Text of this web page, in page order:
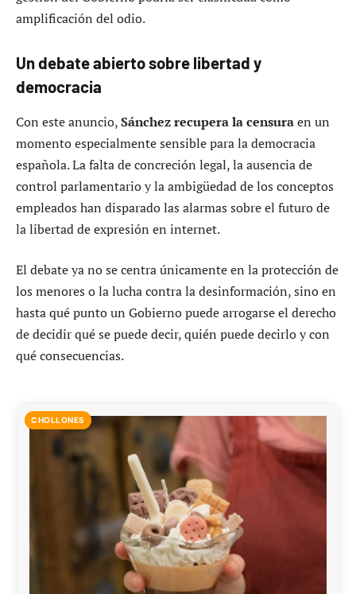
amplificación del odio.
Un debate abierto sobre libertad y
democracia
Con este anuncio,Sánchez recupera la censuraen un
momento especialmente sensible para la democracia
española. La falta de concreción legal, la ausencia de
control parlamentario y la ambigüedad de los conceptos
empleados han disparado las alarmas sobre el futuro de
la libertad de expresión en internet.
El debate ya no se centra únicamente en la protección de
los menores o la lucha contra la desinformación, sino en
hasta qué punto un Gobierno puede arrogarse el derecho
de decidir qué se puede decir, quién puede decirlo y con
qué consecuencias.
CHOLLONES